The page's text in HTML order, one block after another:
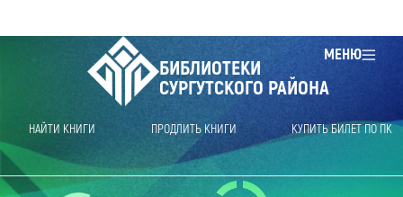
МЕНЮ
БИБЛИОТЕКИ
СУРГУТСКОГО РАЙОНА
НАЙТИ КНИГИ ПРОДЛИТЬ КНИГИ КУПИТЬ БИЛЕТ ПО ПК